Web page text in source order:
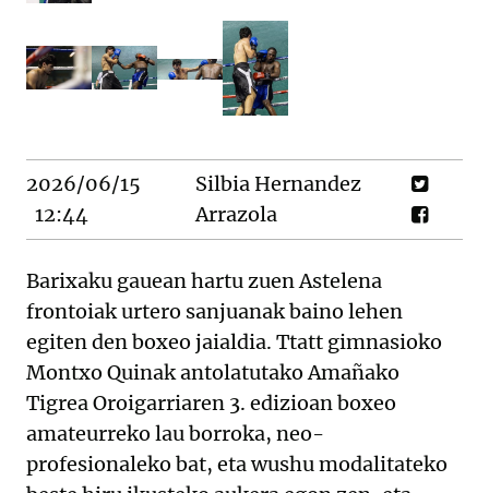
2026/06/15
12:44
Silbia Hernandez
Arrazola
Barixaku gauean hartu zuen Astelena
frontoiak urtero sanjuanak baino lehen
egiten den boxeo jaialdia. Ttatt gimnasioko
Montxo Quinak antolatutako Amañako
Tigrea Oroigarriaren 3. edizioan boxeo
amateurreko lau borroka, neo-
profesionaleko bat, eta wushu modalitateko